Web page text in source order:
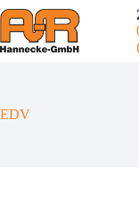
Zum
Inhalt
springen
EDV